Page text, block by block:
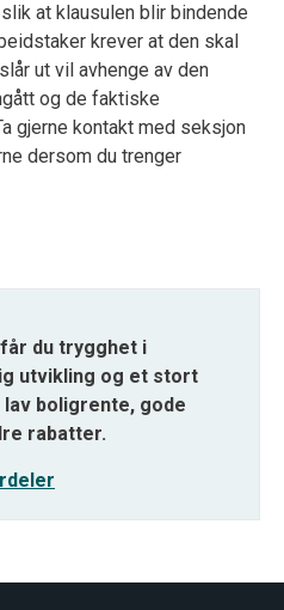
at klausulen blir bindende
krever at den skal
ut vil avhenge av den
og de faktiske
gjerne kontakt med seksjon
dersom du trenger
du trygghet i
utvikling og et stort
boligrente, gode
rabatter.